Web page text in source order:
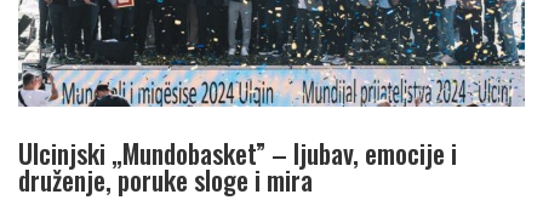
Ulcinjski „Mundobasket” – ljubav, emocije i
druženje, poruke sloge i mira